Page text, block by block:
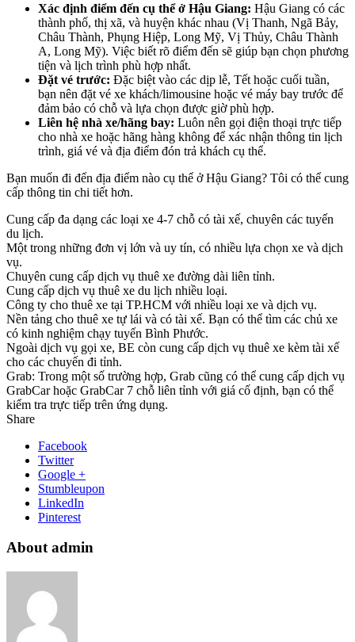
Xác định điểm đến cụ thể ở Hậu Giang: Hậu Giang có các
thành phố, thị xã, và huyện khác nhau (Vị Thanh, Ngã Bảy,
Châu Thành, Phụng Hiệp, Long Mỹ, Vị Thủy, Châu Thành
A, Long Mỹ). Việc biết rõ điểm đến sẽ giúp bạn chọn phương
tiện và lịch trình phù hợp nhất.
Đặt vé trước: Đặc biệt vào các dịp lễ, Tết hoặc cuối tuần,
bạn nên đặt vé xe khách/limousine hoặc vé máy bay trước để
đảm bảo có chỗ và lựa chọn được giờ phù hợp.
Liên hệ nhà xe/hãng bay: Luôn nên gọi điện thoại trực tiếp
cho nhà xe hoặc hãng hàng không để xác nhận thông tin lịch
trình, giá vé và địa điểm đón trả khách cụ thể.
Bạn muốn đi đến địa điểm nào cụ thể ở Hậu Giang? Tôi có thể cung
cấp thông tin chi tiết hơn.
Cung cấp đa dạng các loại xe 4-7 chỗ có tài xế, chuyên các tuyến
du lịch.
Một trong những đơn vị lớn và uy tín, có nhiều lựa chọn xe và dịch
vụ.
Chuyên cung cấp dịch vụ thuê xe đường dài liên tỉnh.
Cung cấp dịch vụ thuê xe du lịch nhiều loại.
Công ty cho thuê xe tại TP.HCM với nhiều loại xe và dịch vụ.
Nền tảng cho thuê xe tự lái và có tài xế. Bạn có thể tìm các chủ xe
có kinh nghiệm chạy tuyến Bình Phước.
Ngoài dịch vụ gọi xe, BE còn cung cấp dịch vụ thuê xe kèm tài xế
cho các chuyến đi tỉnh.
Grab: Trong một số trường hợp, Grab cũng có thể cung cấp dịch vụ
GrabCar hoặc GrabCar 7 chỗ liên tỉnh với giá cố định, bạn có thể
kiểm tra trực tiếp trên ứng dụng.
Share
Facebook
Twitter
Google +
Stumbleupon
LinkedIn
Pinterest
About admin